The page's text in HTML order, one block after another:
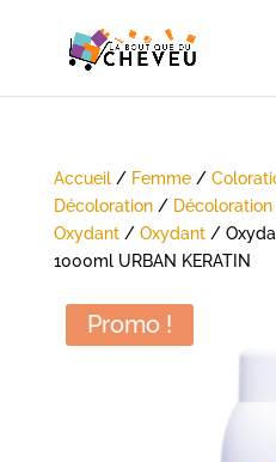
Accueil/ Femme/
Décoloration/
Oxydant/ Oxydant/
1000ml URBAN KERATIN
Promo !